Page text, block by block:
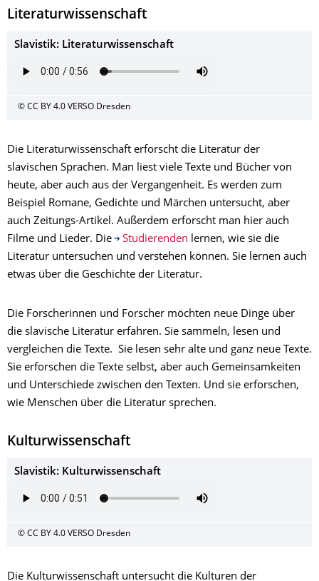
Literaturwissenschaft
Slavistik: Literaturwissenschaft
© CC BY 4.0 VERSO Dresden
Die Literaturwissenschaft erforscht die Literatur der
slavischen Sprachen. Man liest viele Texte und Bücher von
heute, aber auch aus der Vergangenheit. Es werden zum
Beispiel Romane, Gedichte und Märchen untersucht, aber
auch Zeitungs-Artikel. Außerdem erforscht man hier auch
Filme und Lieder. Die
Studierenden lernen, wie sie die
Literatur untersuchen und verstehen können. Sie lernen auch
etwas über die Geschichte der Literatur.
Die Forscherinnen und Forscher möchten neue Dinge über
die slavische Literatur erfahren. Sie sammeln, lesen und
vergleichen die Texte. Sie lesen sehr alte und ganz neue Texte.
Sie erforschen die Texte selbst, aber auch Gemeinsamkeiten
und Unterschiede zwischen den Texten. Und sie erforschen,
wie Menschen über die Literatur sprechen.
Kulturwissenschaft
Slavistik: Kulturwissenschaft
© CC BY 4.0 VERSO Dresden
Die Kulturwissenschaft untersucht die Kulturen der